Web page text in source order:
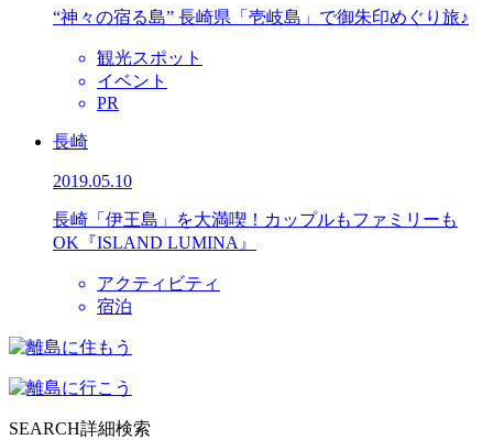
“神々の宿る島” 長崎県「壱岐島」で御朱印めぐり旅♪
観光スポット
イベント
PR
長崎
2019.05.10
長崎「伊王島」を大満喫！カップルもファミリーも
OK『ISLAND LUMINA』
アクティビティ
宿泊
SEARCH詳細検索